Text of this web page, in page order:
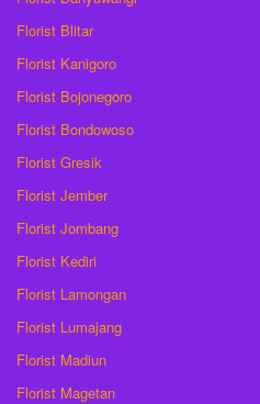
Florist Blitar
Florist Kanigoro
Florist Bojonegoro
Florist Bondowoso
Florist Gresik
Florist Jember
Florist Jombang
Florist Kediri
Florist Lamongan
Florist Lumajang
Florist Madiun
Florist Magetan